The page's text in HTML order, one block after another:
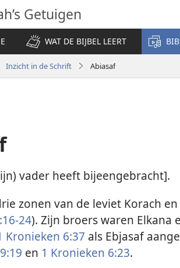
Getuigen
WAT DE BIJBEL LEERT
Inzicht in de Schrift Abiasaf
vader heeft bijeengebracht].
zonen van de leviet Korach
24). Zijn broers waren Elkana
Kronieken 6:37 als Ebjasaf
en 1 Kronieken 6:23.